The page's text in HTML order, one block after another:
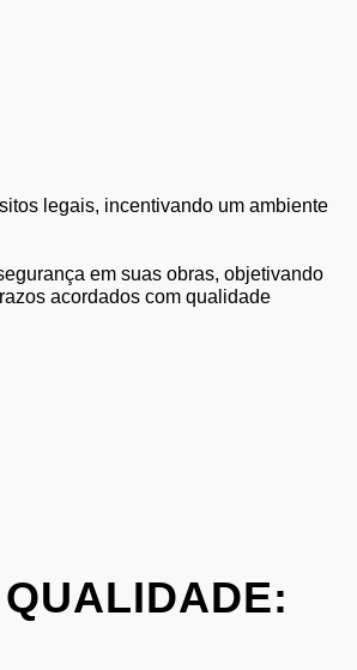
legais, incentivando um ambiente
em suas obras, objetivando
acordados com qualidade